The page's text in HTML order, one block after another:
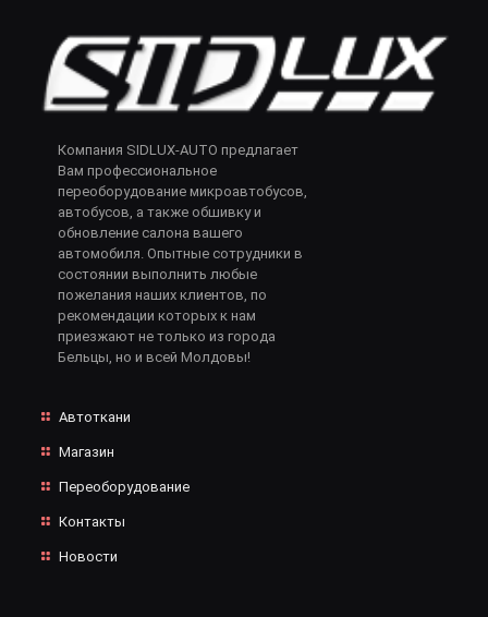
Компания SIDLUX-AUTO предлагает
Вам профессиональное
переоборудование микроавтобусов,
автобусов, а также обшивку и
обновление салона вашего
автомобиля. Опытные сотрудники в
состоянии выполнить любые
пожелания наших клиентов, по
рекомендации которых к нам
приезжают не только из города
Бельцы, но и всей Молдовы!
Автоткани
Магазин
Переоборудование
Контакты
Новости